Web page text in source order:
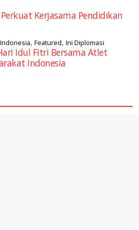
Kerjasama Pendidikan
,Featured,Ini Diplomasi
Idul Fitri Bersama Atlet
Indonesia